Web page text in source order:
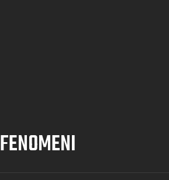
FENOMENI